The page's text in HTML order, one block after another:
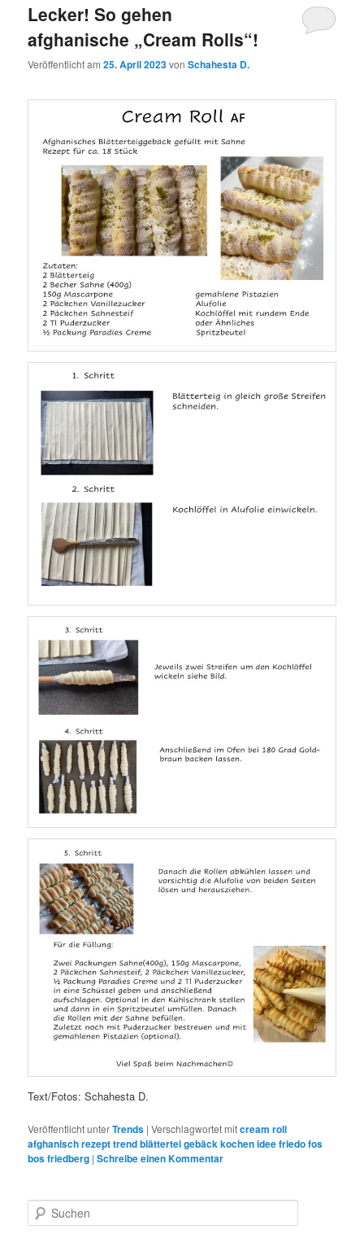
Lecker! So gehen
afghanische „Cream Rolls“!
Veröffentlicht am25. April 2023vonSchahesta D.
Text/Fotos: Schahesta D.
Veröffentlicht unterTrends |Verschlagwortet mitcream roll
afghanisch rezept trend blättertei gebäck kochen idee friedo fos
bos friedberg |Schreibe einen Kommentar
u